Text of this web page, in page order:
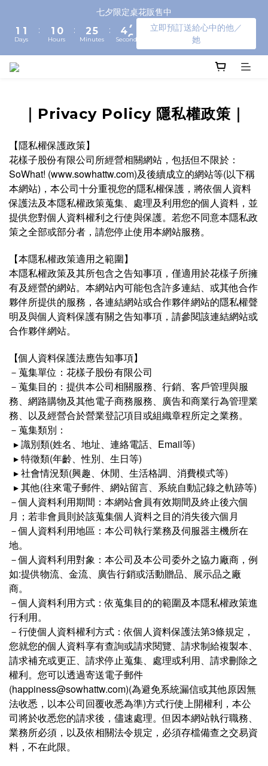
七夕限定桌花販售中
1
0
1
0
Days
:
1
0
0
Hours
:
2
1
0
5
4
3
Minutes
:
5
4
3
2
7
6
5
4
0
Seconds
立即預訂送給心中的他／
她
｜Privacy Policy 隱私權政策｜
【隱私權保護政策】
花樣子股份有限公司所經營相關網站，包括但不限於：
SoWhat! (www.sowhattw.com)及後續成立的網站等(以下稱
本網站)，本公司十分重視您的隱私權保護，將依個人資料
保護法及本隱私權政策蒐集、處理及利用您的個人資料，並
提供您對個人資料權利之行使與保護。若您不同意本隱私政
策之全部或部分者，請您停止使用本網站服務。
【本隱私權政策適用之範圍】
本隱私權政策及其所包含之告知事項，僅適用於花樣子所擁
有及經營的網站。本網站內可能包含許多連結、或其他合作
夥伴所提供的服務，各連結網站或合作夥伴網站的隱私權聲
明及與個人資料保護有關之告知事項，請參閱該連結網站或
合作夥伴網站。
【個人資料保護法應告知事項】
－蒐集單位：花樣子股份有限公司
－蒐集目的：提供本公司相關服務、行銷、客戶管理與服
務、網路購物及其他電子商務服務、廣告和商業行為管理業
務、以及經營合於營業登記項目或組織章程所定之業務。
－蒐集類別：
▸ 識別類(姓名、地址、連絡電話、Email等)
▸ 特徵類(年齡、性別、生日等)
▸ 社會情況類(興趣、休閒、生活格調、消費模式等)
▸ 其他(往來電子郵件、網站留言、系統自動記錄之軌跡等)
－個人資料利用期間：本網站會員有效期間及終止後六個
月；若非會員則於該蒐集個人資料之目的消失後六個月
－個人資料利用地區：本公司執行業務及伺服器主機所在
地。
－個人資料利用對象：本公司及本公司委外之協力廠商，例
如:提供物流、金流、廣告行銷或活動贈品、展示品之廠
商。
－個人資料利用方式：依蒐集目的的範圍及本隱私權政策進
行利用。
－行使個人資料權利方式：依個人資料保護法第3條規定，
您就您的個人資料享有查詢或請求閱覽、請求制給複製本、
請求補充或更正、請求停止蒐集、處理或利用、請求刪除之
權利。您可以透過寄送電子郵件
(happiness@sowhattw.com)(為避免系統漏信或其他原因無
法收悉，以本公司回覆收悉為準)方式行使上開權利，本公
司將於收悉您的請求後，儘速處理。但因本網站執行職務、
業務所必須，以及依相關法令規定，必須存檔備查之交易資
料，不在此限。